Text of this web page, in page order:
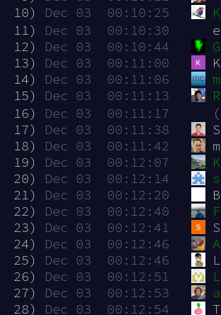
10)
Dec 03  00:10:25
11)
Dec 03  00:10:30
12)
Dec 03  00:10:44
13)
Dec 03  00:11:00
14)
Dec 03  00:11:06
15)
Dec 03  00:11:13
16)
Dec 03  00:11:17
17)
Dec 03  00:11:38
18)
Dec 03  00:11:42
19)
Dec 03  00:12:07
20)
Dec 03  00:12:14
21)
Dec 03  00:12:20
22)
Dec 03  00:12:40
23)
Dec 03  00:12:41
24)
Dec 03  00:12:46
25)
Dec 03  00:12:46
26)
Dec 03  00:12:51
27)
Dec 03  00:12:53
28)
Dec 03  00:12:54